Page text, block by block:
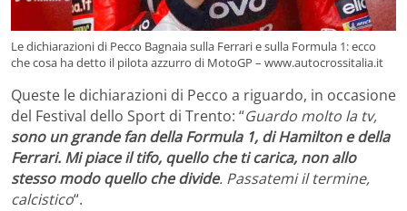
Le dichiarazioni di Pecco Bagnaia sulla Ferrari e sulla Formula 1: ecco
che cosa ha detto il pilota azzurro di MotoGP – www.autocrossitalia.it
Queste le dichiarazioni di Pecco a riguardo, in occasione
del Festival dello Sport di Trento: “Guardo molto la tv,
sono un grande fan della Formula 1, di Hamilton e della
Ferrari. Mi piace il tifo, quello che ti carica, non allo
stesso modo quello che divide. Passatemi il termine,
calcistico“.